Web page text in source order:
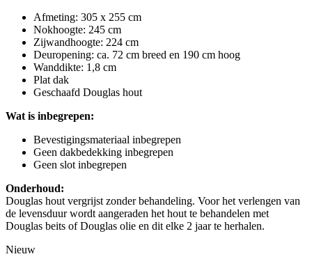
Afmeting: 305 x 255 cm
Nokhoogte: 245 cm
Zijwandhoogte: 224 cm
Deuropening: ca. 72 cm breed en 190 cm hoog
Wanddikte: 1,8 cm
Plat dak
Geschaafd Douglas hout
Wat is inbegrepen:
Bevestigingsmateriaal inbegrepen
Geen dakbedekking inbegrepen
Geen slot inbegrepen
Onderhoud:
Douglas hout vergrijst zonder behandeling. Voor het verlengen van
de levensduur wordt aangeraden het hout te behandelen met
Douglas beits of Douglas olie en dit elke 2 jaar te herhalen.
Nieuw